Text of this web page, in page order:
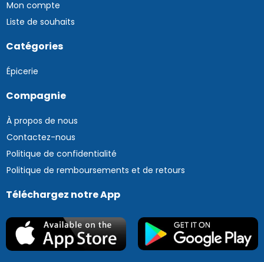
Mon compte
Liste de souhaits
Catégories
Épicerie
Compagnie
À propos de nous
Contactez-nous
Politique de confidentialité
Politique de remboursements et de retours
Téléchargez notre App